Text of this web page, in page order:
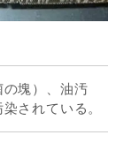
塊）、油汚
されている。